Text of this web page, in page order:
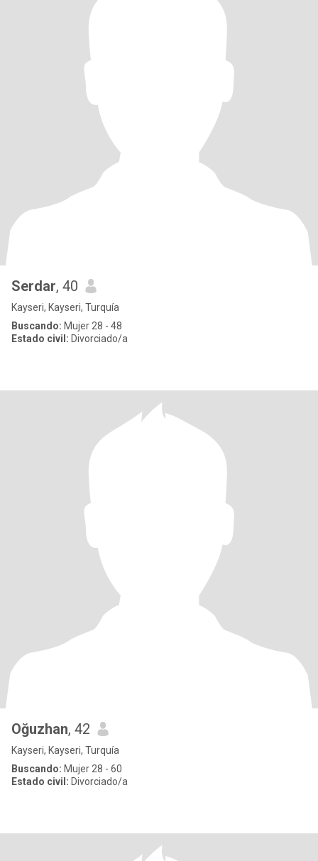
Serdar, 40
Kayseri, Kayseri, Turquía
Buscando: Mujer 28 - 48
Estado civil: Divorciado/a
Oğuzhan, 42
Kayseri, Kayseri, Turquía
Buscando: Mujer 28 - 60
Estado civil: Divorciado/a